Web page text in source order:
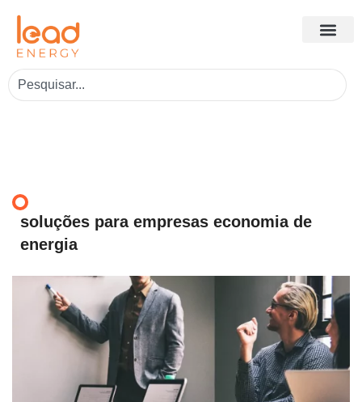
soluções para empresas economia de
energia